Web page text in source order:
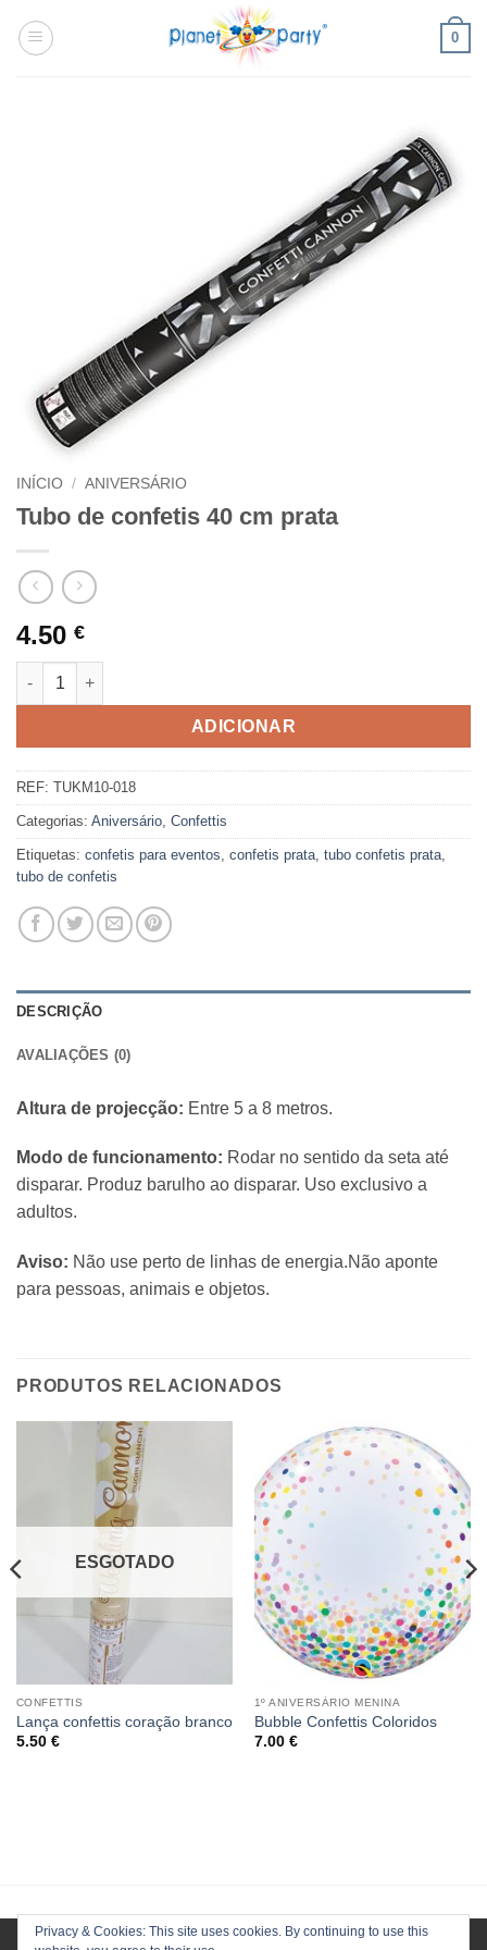
0
INÍCIO / ANIVERSÁRIO
Tubo de confetis 40 cm prata
4.50 €
Quantidade de Tubo de confetis 40 cm prata
ADICIONAR
REF: TUKM10-018
Categorias: Aniversário Confettis
Etiquetas: confetis para eventos confetis prata tubo confetis prata
tubo de confetis
DESCRIÇÃO
AVALIAÇÕES (0)
Altura de projecção: Entre 5 a 8 metros.
Modo de funcionamento: Rodar no sentido da seta até
disparar. Produz barulho ao disparar. Uso exclusivo a
adultos.
Aviso: Não use perto de linhas de energia.Não aponte
para pessoas, animais e objetos.
PRODUTOS RELACIONADOS
ESGOTADO
CONFETTIS
Lança confettis coração branco
5.50 €
1º ANIVERSÁRIO MENINA
Bubble Confettis Coloridos
7.00 €
Privacy & Cookies: This site uses cookies. By continuing to use this